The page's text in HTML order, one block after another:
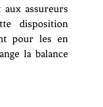
aux assureurs
disposition
pour les en
la balance